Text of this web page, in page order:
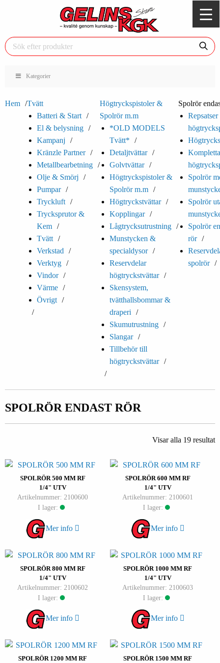
Kategorier
Hem
Tvätt
Batteri & Start
El & belysning
Kampanj
Kränzle Partner
Metallbearbetning
Olje & Smörj
Pumpar
Tryckluft
Trycksprutor &
Kem
Tvätt
Verkstad
Verktyg
Vindor
Värme
Övrigt
Högtryckspistoler &
Spolrör m.m
*OLD MODELS
Tvätt*
Detaljtvättar
Golvtvättar
Högtryckspistoler &
Spolrör m.m
Högtryckstvättar
Kopplingar
Lågtrycksutrustning
Munstycken &
specialdysor
Reservdelar
högtryckstvättar
Skensystem,
tvätthallsbommar &
draperi
Skumutrustning
Slangar
Tillbehör till
högtryckstvättar
Spolrör
Kompletta
Spolrör
Spolrör
Spolrör
rör
spolrör
SPOLRÖR ENDAST RÖR
Visar alla 19 resultat
SPOLRÖR 500 MM RF
1/4" UTV
Artikelnummer: 2100600
I lager:
Mer info
SPOLRÖR 600 MM RF
1/4" UTV
Artikelnummer: 2100601
I lager:
Mer info
SPOLRÖR 800 MM RF
1/4" UTV
Artikelnummer: 2100602
I lager:
Mer info
SPOLRÖR 1000 MM RF
1/4" UTV
Artikelnummer: 2100603
I lager:
Mer info
SPOLRÖR 1200 MM RF
SPOLRÖR 1500 MM RF